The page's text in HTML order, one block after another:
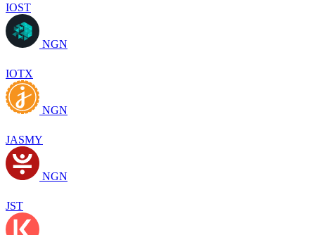
IOST
NGN
IOTX
NGN
JASMY
NGN
JST